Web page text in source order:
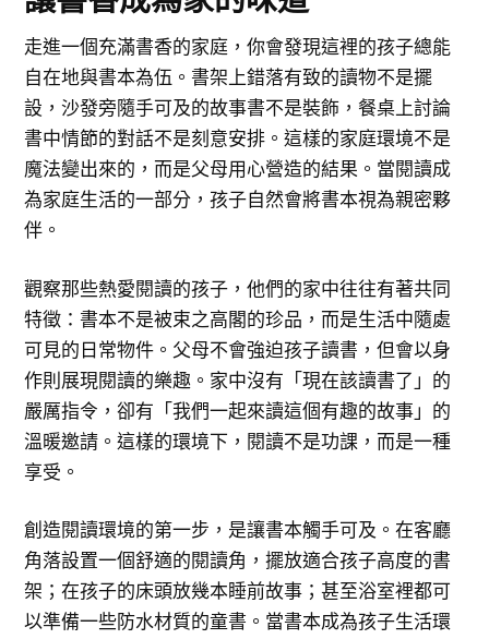
走進一個充滿書香的家庭，你會發現這裡的孩子總能
自在地與書本為伍。書架上錯落有致的讀物不是擺
設，沙發旁隨手可及的故事書不是裝飾，餐桌上討論
書中情節的對話不是刻意安排。這樣的家庭環境不是
魔法變出來的，而是父母用心營造的結果。當閱讀成
為家庭生活的一部分，孩子自然會將書本視為親密夥
伴。
觀察那些熱愛閱讀的孩子，他們的家中往往有著共同
特徵：書本不是被束之高閣的珍品，而是生活中隨處
可見的日常物件。父母不會強迫孩子讀書，但會以身
作則展現閱讀的樂趣。家中沒有「現在該讀書了」的
嚴厲指令，卻有「我們一起來讀這個有趣的故事」的
溫暖邀請。這樣的環境下，閱讀不是功課，而是一種
享受。
創造閱讀環境的第一步，是讓書本觸手可及。在客廳
角落設置一個舒適的閱讀角，擺放適合孩子高度的書
架；在孩子的床頭放幾本睡前故事；甚至浴室裡都可
以準備一些防水材質的童書。當書本成為孩子生活環